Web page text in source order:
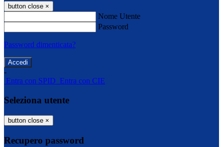
button close ×
Nome Utente
Password
Password dimenticata?
-
Entra con SPID Entra con CIE
Seleziona utente
button close ×
Recupero password